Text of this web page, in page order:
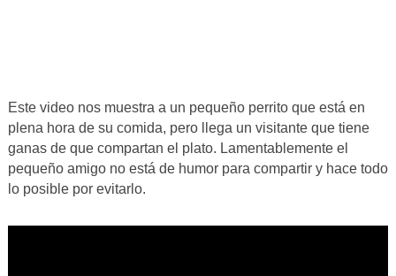
Este video nos muestra a un pequeño perrito que está en
plena hora de su comida, pero llega un visitante que tiene
ganas de que compartan el plato. Lamentablemente el
pequeño amigo no está de humor para compartir y hace todo
lo posible por evitarlo.